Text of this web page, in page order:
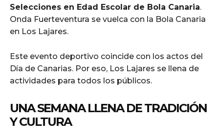
Selecciones en Edad Escolar de Bola Canaria.
Onda Fuerteventura se vuelca con la Bola Canaria
en Los Lajares.
Este evento deportivo coincide con los actos del
Día de Canarias. Por eso, Los Lajares se llena de
actividades para todos los públicos.
UNA SEMANA LLENA DE TRADICIÓN
Y CULTURA